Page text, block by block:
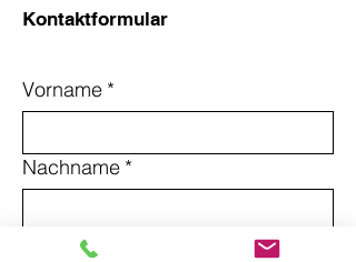
Kontaktformular
Vorname *
Nachname *
*